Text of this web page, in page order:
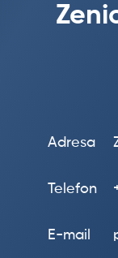
Adresa
Telefon
E-mail